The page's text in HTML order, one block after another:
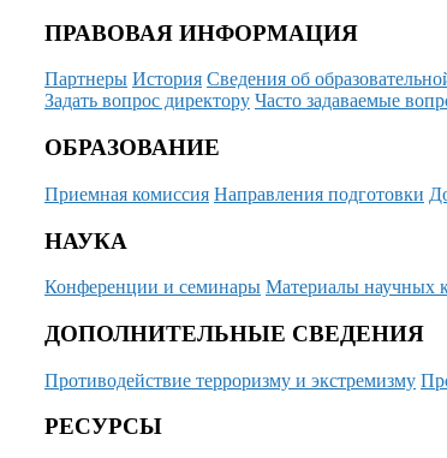
ПРАВОВАЯ ИНФОРМАЦИЯ
Партнеры История Сведения об
Задать вопрос директору Часто задаваемые
ОБРАЗОВАНИЕ
Приемная комиссия Направления подготовки
НАУКА
Конференции и семинары Материалы научных
ДОПОЛНИТЕЛЬНЫЕ СВЕДЕНИЯ
Противодействие терроризму и экстремизму
РЕСУРСЫ